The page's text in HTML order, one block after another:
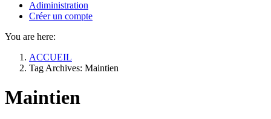
Adiministration
Créer un compte
You are here:
ACCUEIL
Tag Archives: Maintien
Maintien